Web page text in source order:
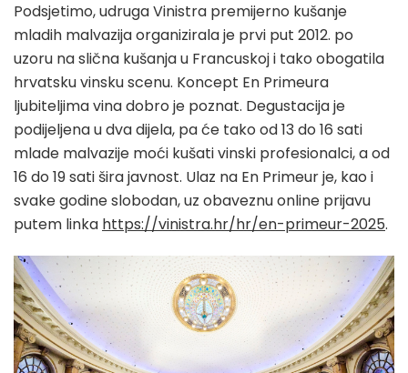
Podsjetimo, udruga Vinistra premijerno kušanje
mladih malvazija organizirala je prvi put 2012. po
uzoru na slična kušanja u Francuskoj i tako obogatila
hrvatsku vinsku scenu. Koncept En Primeura
ljubiteljima vina dobro je poznat. Degustacija je
podijeljena u dva dijela, pa će tako od 13 do 16 sati
mlade malvazije moći kušati vinski profesionalci, a od
16 do 19 sati šira javnost. Ulaz na En Primeur je, kao i
svake godine slobodan, uz obaveznu online prijavu
putem linka https://vinistra.hr/hr/en-primeur-2025.